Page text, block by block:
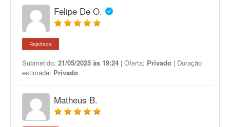
Felipe De O.
Rejeitada
Submetido: 21/05/2025 às 19:24 | Oferta: Privado | Duração
estimada: Privado
Matheus B.